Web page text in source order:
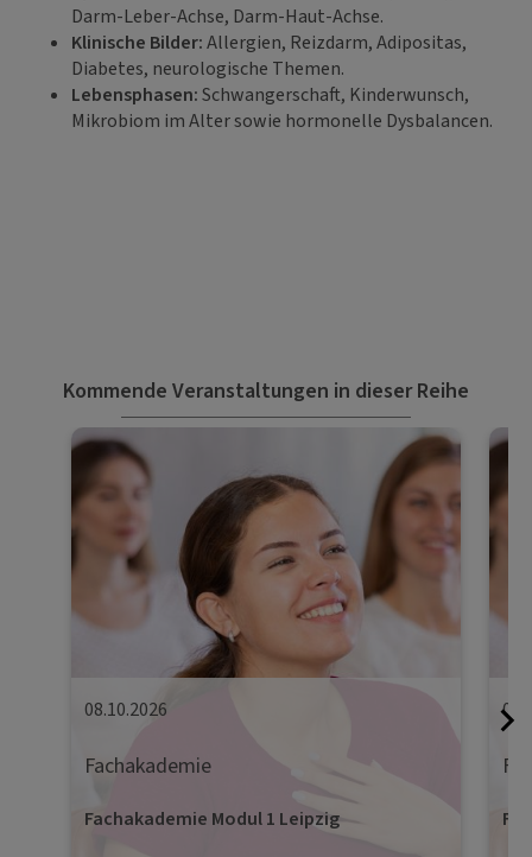
Darm-Leber-Achse, Darm-Haut-Achse.
Klinische Bilder:Allergien, Reizdarm, Adipositas,
Diabetes, neurologische Themen.
Lebensphasen:Schwangerschaft, Kinderwunsch,
Mikrobiom im Alter sowie hormonelle Dysbalancen.
Kommende Veranstaltungen in dieser Reihe
08.10.2026
Fachakademie
Fachakademie Modul 1 Leipzig